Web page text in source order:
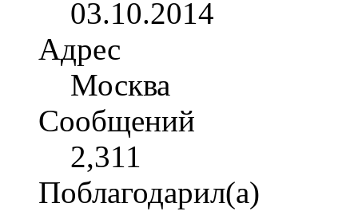
03.10.2014
Адрес
Москва
Сообщений
2,311
Поблагодарил(а)